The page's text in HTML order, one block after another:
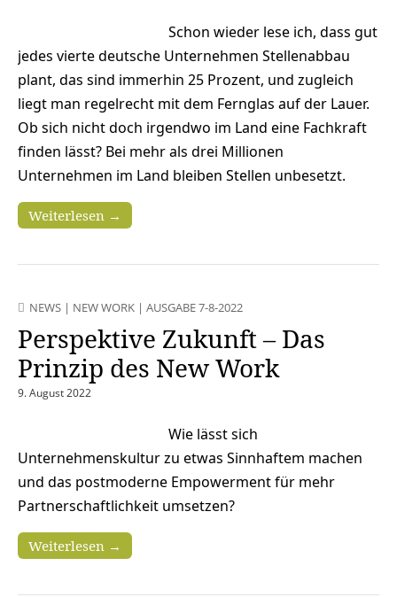
Schon wieder lese ich, dass gut
jedes vierte deutsche Unternehmen Stellenabbau
plant, das sind immerhin 25 Prozent, und zugleich
liegt man regelrecht mit dem Fernglas auf der Lauer.
Ob sich nicht doch irgendwo im Land eine Fachkraft
finden lässt? Bei mehr als drei Millionen
Unternehmen im Land bleiben Stellen unbesetzt.
Weiterlesen →
NEWS | NEW WORK | AUSGABE 7-8-2022
Perspektive Zukunft – Das
Prinzip des New Work
9. August 2022
Wie lässt sich
Unternehmenskultur zu etwas Sinnhaftem machen
und das postmoderne Empowerment für mehr
Partnerschaftlichkeit umsetzen?
Weiterlesen →